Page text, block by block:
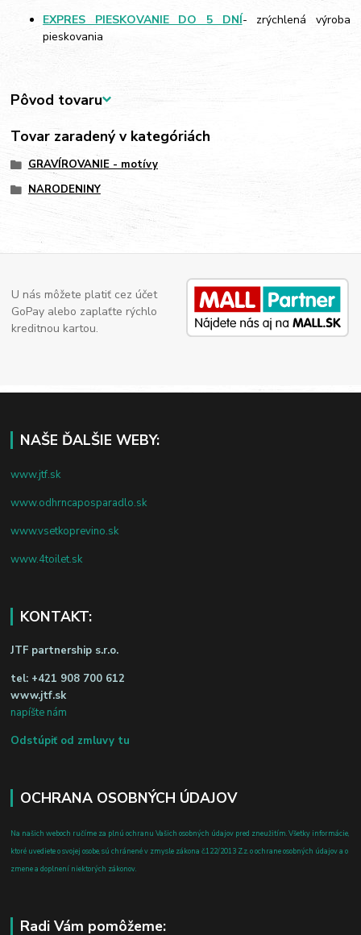
EXPRES PIESKOVANIE DO 5 DNÍ- zrýchlená výroba
pieskovania
Pôvod tovaru
Tovar zaradený v kategóriách
GRAVÍROVANIE - motívy
NARODENINY
U nás môžete platiť cez účet
GoPay alebo zaplaťte rýchlo
kreditnou kartou.
NAŠE ĎALŠIE WEBY:
www.jtf.sk
www.odhrncaposparadlo.sk
www.vsetkoprevino.sk
www.4toilet.sk
KONTAKT:
JTF partnership s.r.o.
tel: +421 908 700 612
www.jtf.sk
napíšte nám
Odstúpiť od zmluvy tu
OCHRANA OSOBNÝCH ÚDAJOV
Na našich weboch ručíme za plnú ochranu Vašich osobných údajov pred zneužitím. Všetky informácie,
ktoré uvediete o svojej osobe, sú chránené v zmysle zákona č.122/2013 Z.z. o ochrane osobných údajov a o
zmene a doplnení niektorých zákonov.
Radi Vám pomôžeme: